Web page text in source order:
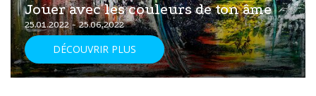
Jouer avec les couleurs de ton âme
25.01.2022 - 25.06.2022
DÉCOUVRIR PLUS